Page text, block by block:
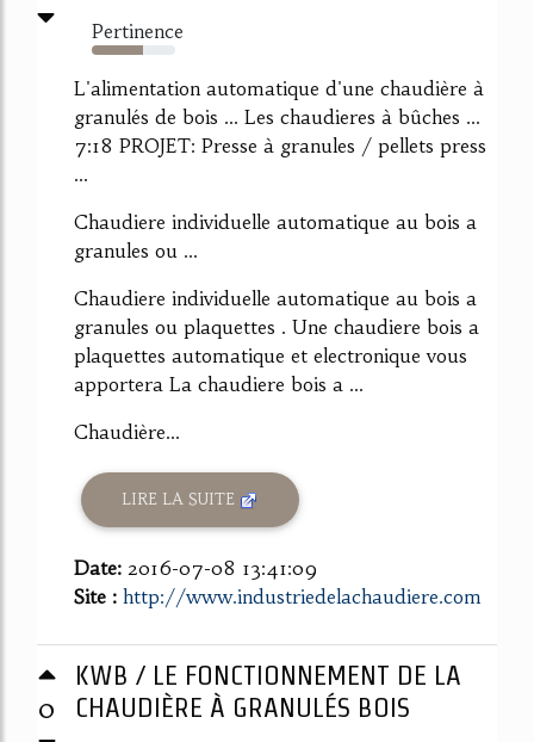
Pertinence
61%
L'alimentation automatique d'une chaudière à
granulés de bois ... Les chaudieres à bûches ...
7:18 PROJET: Presse à granules / pellets press
...
Chaudiere individuelle automatique au bois a
granules ou ...
Chaudiere individuelle automatique au bois a
granules ou plaquettes . Une chaudiere bois a
plaquettes automatique et electronique vous
apportera La chaudiere bois a ...
Chaudière...
LIRE LA SUITE
Date: 2016-07-08 13:41:09
Site : http://www.industriedelachaudiere.com
0
KWB / LE FONCTIONNEMENT DE LA
CHAUDIÈRE À GRANULÉS BOIS